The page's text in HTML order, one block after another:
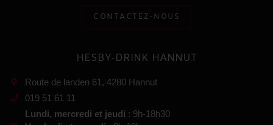
CONTACTEZ-NOUS
HESBY-DRINK HANNUT
Route de landen 61, 4280 Hannut
019 51 61 11
Lundi, mercredi et jeudi : 9h-18h30